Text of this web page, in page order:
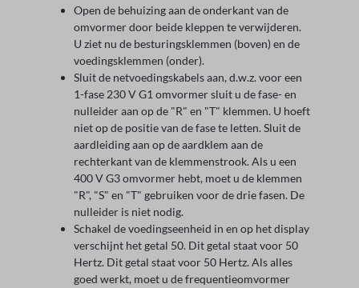
Open de behuizing aan de onderkant van de
omvormer door beide kleppen te verwijderen.
U ziet nu de besturingsklemmen (boven) en de
voedingsklemmen (onder).
Sluit de netvoedingskabels aan, d.w.z. voor een
1-fase 230 V G1 omvormer sluit u de fase- en
nulleider aan op de "R" en "T" klemmen. U hoeft
niet op de positie van de fase te letten. Sluit de
aardleiding aan op de aardklem aan de
rechterkant van de klemmenstrook. Als u een
400 V G3 omvormer hebt, moet u de klemmen
"R", "S" en "T" gebruiken voor de drie fasen. De
nulleider is niet nodig.
Schakel de voedingseenheid in en op het display
verschijnt het getal 50. Dit getal staat voor 50
Hertz. Dit getal staat voor 50 Hertz. Als alles
goed werkt, moet u de frequentieomvormer